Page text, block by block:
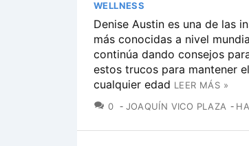
WELLNESS
Denise Austin es una de las
más conocidas a nivel
continúa dando consejos
estos trucos para mantener
cualquier edad LEER MÁS »
0 COMENTARIOS
JOAQUÍN VICO PLAZA